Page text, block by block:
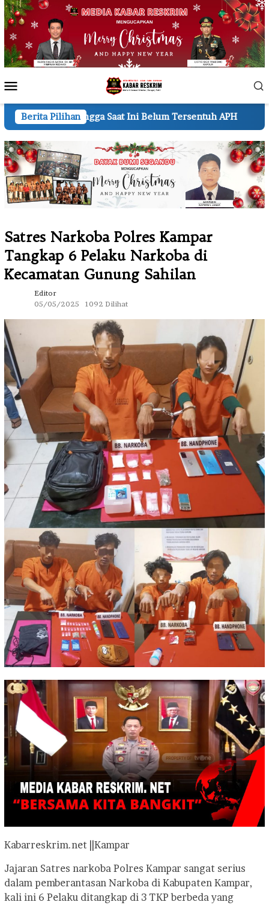
Loncat
ke
konten
Mobile
Berita Pilihan
Ini Belum Tersentuh APH DPD PW MOI Inhil dan
Satres Narkoba Polres Kampar
Tangkap 6 Pelaku Narkoba di
Kecamatan Gunung Sahilan
Editor
05/05/2025
1092 Dilihat
Kabarreskrim.net ||Kampar
Jajaran Satres narkoba Polres Kampar sangat serius
dalam pemberantasan Narkoba di Kabupaten Kampar,
kali ini 6 Pelaku ditangkap di 3 TKP berbeda yang